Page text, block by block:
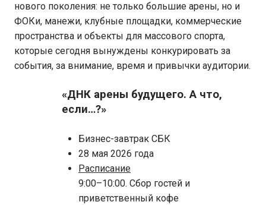
нового поколения: не только большие арены, но и
ФОКи, манежи, клубные площадки, коммерческие
пространства и объекты для массового спорта,
которые сегодня вынуждены конкурировать за
события, за внимание, время и привычки аудитории.
«ДНК арены будущего. А что,
если…?»
Бизнес-завтрак СБК
28 мая 2026 года
Расписание
9:00–10:00. Сбор гостей и
приветственный кофе